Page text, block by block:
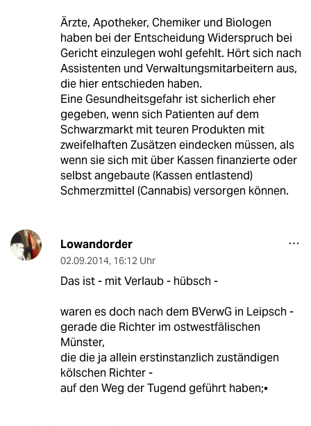
Ärzte, Apotheker, Chemiker und Biologen
haben bei der Entscheidung Widerspruch bei
Gericht einzulegen wohl gefehlt. Hört sich nach
Assistenten und Verwaltungsmitarbeitern aus,
die hier entschieden haben.
Eine Gesundheitsgefahr ist sicherlich eher
gegeben, wenn sich Patienten auf dem
Schwarzmarkt mit teuren Produkten mit
zweifelhaften Zusätzen eindecken müssen, als
wenn sie sich mit über Kassen finanzierte oder
selbst angebaute (Kassen entlastend)
Schmerzmittel (Cannabis) versorgen können.
Lowandorder
02.09.2014, 16:12 Uhr
Das ist - mit Verlaub - hübsch -
waren es doch nach dem BVerwG in Leipsch -
gerade die Richter im ostwestfälischen
Münster,
die die ja allein erstinstanzlich zuständigen
kölschen Richter -
auf den Weg der Tugend geführt haben;•